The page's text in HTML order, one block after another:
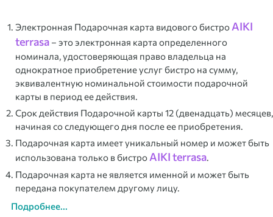
Электронная Подарочная карта видового бистро AIKI
terrasa– это электронная карта определенного
номинала, удостоверяющая право владельца на
однократное приобретение услуг бистро на сумму,
эквивалентную номинальной стоимости подарочной
карты в период ее действия.
Срок действия Подарочной карты 12 (двенадцать) месяцев,
начиная со следующего дня после ее приобретения.
Подарочная карта имеет уникальный номер и может быть
использована только в бистро AIKI terrasa.
Подарочная карта не является именной и может быть
передана покупателем другому лицу.
Подробнее...